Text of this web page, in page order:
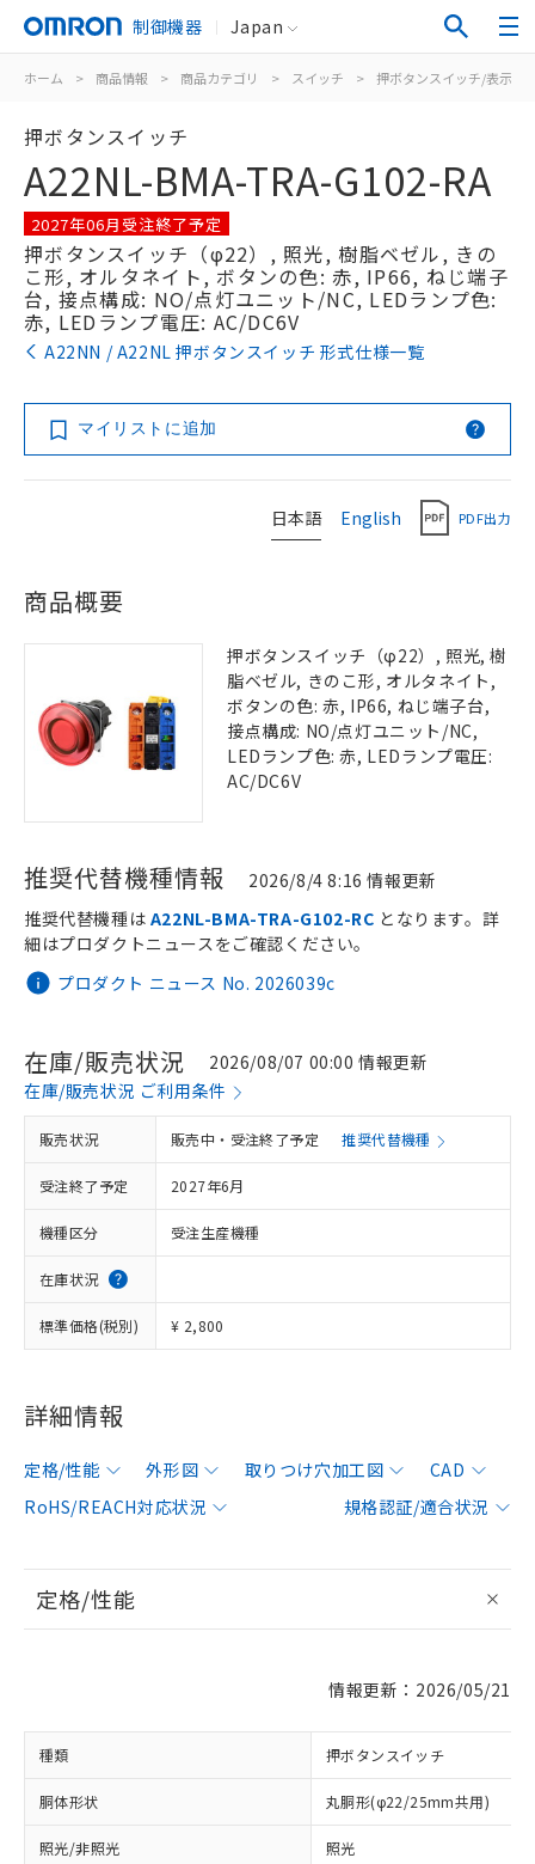
制御機器 Japan
ホーム > 商品情報 > 商品カテゴリ > スイッチ > 押ボタンスイッチ/表示灯
押ボタンスイッチ
A22NL-BMA-TRA-G102-RA
2027年06月受注終了予定
押ボタンスイッチ（φ22）, 照光, 樹脂ベゼル, きの
こ形, オルタネイト, ボタンの色: 赤, IP66, ねじ端子
台, 接点構成: NO/点灯ユニット/NC, LEDランプ色:
赤, LEDランプ電圧: AC/DC6V
A22NN / A22NL 押ボタンスイッチ 形式仕様一覧
マイリストに追加
日本語 English PDF出力
商品概要
押ボタンスイッチ（φ22）, 照光, 樹
脂ベゼル, きのこ形, オルタネイト,
ボタンの色: 赤, IP66, ねじ端子台,
接点構成: NO/点灯ユニット/NC,
LEDランプ色: 赤, LEDランプ電圧:
AC/DC6V
推奨代替機種情報 2026/8/4 8:16 情報更新
プロダクト ニュース No. 2026039c
推奨代替機種は A22NL-BMA-TRA-G102-RC となります。詳
細はプロダクトニュースをご確認ください。
在庫/販売状況
2026/08/07 00:00 情報更新
在庫/販売状況 ご利用条件
販売状況 販売中・受注終了予定 推奨代替機種
受注終了予定 2027年6月
機種区分 受注生産機種
在庫状況
標準価格(税別) ¥ 2,800
詳細情報
定格/性能 外形図 取りつけ穴加工図
CAD
RoHS/REACH対応状況
規格認証/適合状況
定格/性能
情報更新：2026/05/21
種類 押ボタンスイッチ
胴体形状 丸胴形(φ22/25mm共用)
照光/非照光 照光